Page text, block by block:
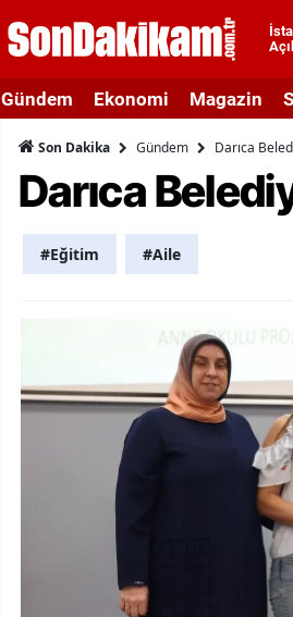
Gündem Ekonomi Magazin
Son Dakika Gündem Darıca
Darıca
#Eğitim #Aile